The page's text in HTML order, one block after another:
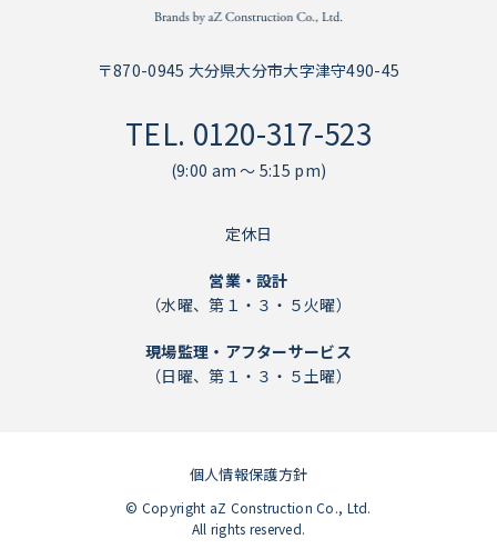
〒870-0945 大分県大分市大字津守490-45
TEL. 0120-317-523
(9:00 am ～ 5:15 pm)
定休日
営業・設計
（水曜、第１・３・５火曜）
現場監理・アフターサービス
（日曜、第１・３・５土曜）
個人情報保護方針
© Copyright aZ Construction Co., Ltd.
All rights reserved.